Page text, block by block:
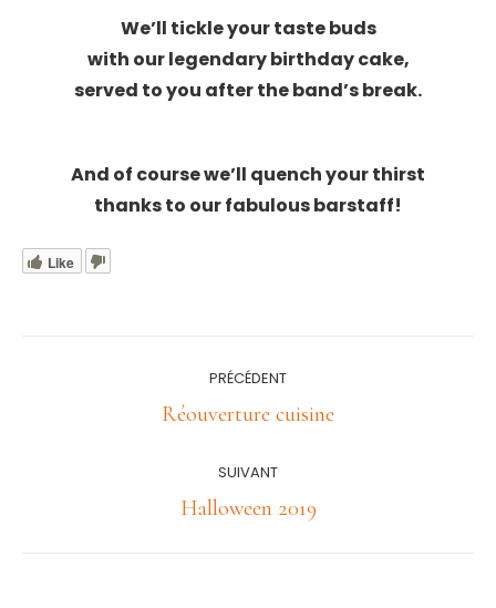
We’ll tickle your taste buds
with our legendary birthday cake,
served to you after the band’s break.
And of course we’ll quench your thirst
thanks to our fabulous barstaff!
Like
PRÉCÉDENT
Article
:
Réouverture cuisine
SUIVANT
Article
Halloween 2019